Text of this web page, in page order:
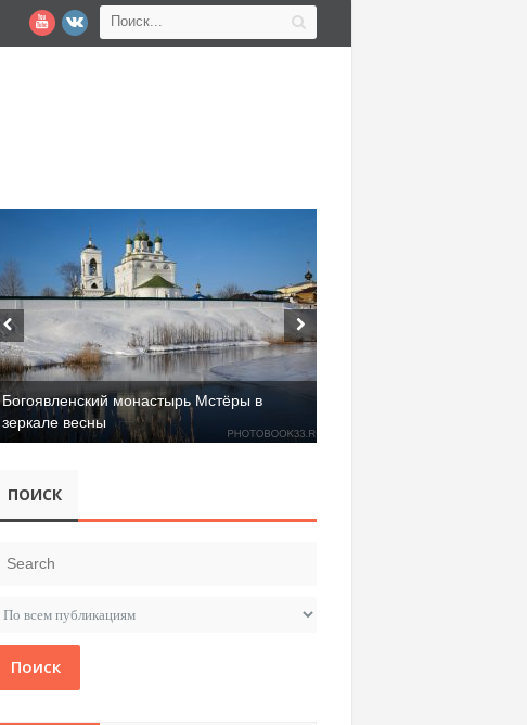
Богоявленский монастырь Мстёры в
зеркале весны
ПОИСК
Поиск